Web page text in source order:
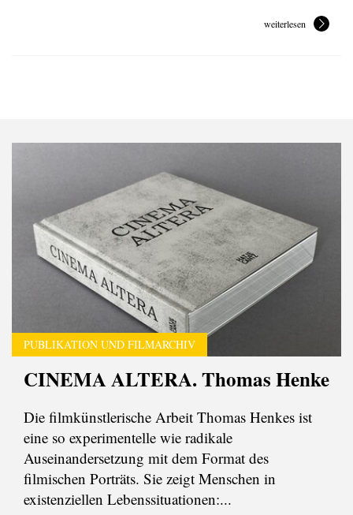
weiterlesen
PUBLIKATION UND FILMARCHIV
CINEMA ALTERA. Thomas Henke
Die filmkünstlerische Arbeit Thomas Henkes ist
eine so experimentelle wie radikale
Auseinandersetzung mit dem Format des
filmischen Porträts. Sie zeigt Menschen in
existenziellen Lebenssituationen:...